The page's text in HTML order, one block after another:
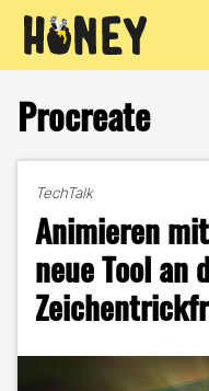
Inhalt
springen
Procreate
TechTalk
Animieren
neue Tool an